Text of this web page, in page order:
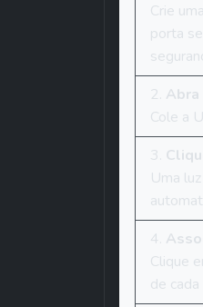
Crie
porta
Abra
Cole a
Uma
Clique
de